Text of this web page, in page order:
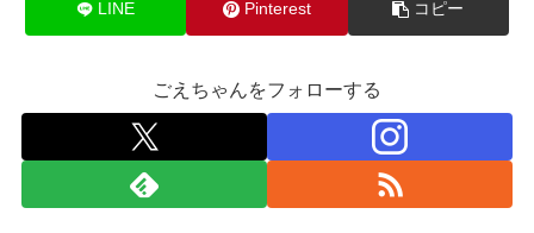
LINE Pinterest コピー
ごえちゃんをフォローする